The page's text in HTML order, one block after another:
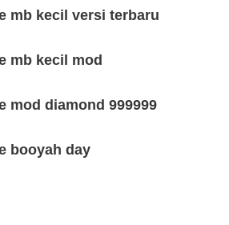
mb kecil versi terbaru
mb kecil mod
mod diamond 999999
booyah day